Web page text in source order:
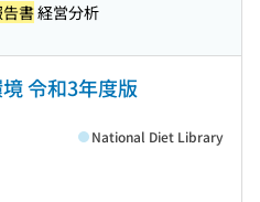
書経営分析
令和3年度版
National Diet Library